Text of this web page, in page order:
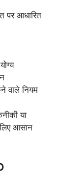
पर आधारित
वाले नियम
या
आसान